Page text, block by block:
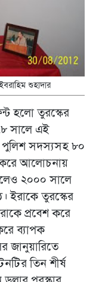
শুহাদার
হলো তুরস্কের
সালে এই
পুলিশ সদস্যসহ ৮০
করে আলোচনায়
২০০০ সালে
ইরাকে তুরস্কের
প্রবেশ করে
ব্যাপক
জানুয়ারিতে
তিন শীর্ষ